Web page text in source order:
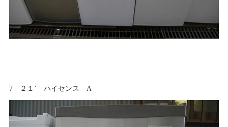
7 ２１’ ハイセンス A